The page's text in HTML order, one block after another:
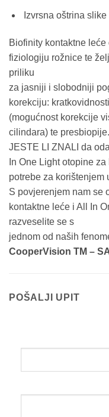
Izvrsna oštrina
Biofinity kontaktne
fiziologiju rožnice te
priliku
za jasniji i slobodniji
korekciju:
(mogućnost korekcije
cilindara) te presbiopije.
JESTE LI ZNALI da
In One Light otopine
potrebe za korištenjem
S povjerenjem nam se
kontaktne leće i All In
razveselite se s
jednom od naših
CooperVision TM –
POŠALJI UPIT